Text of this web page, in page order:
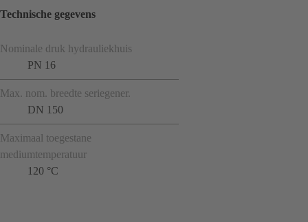
Technische gegevens
Nominale druk hydrauliekhuis
PN 16
Max. nom. breedte seriegener.
DN 150
Maximaal toegestane
mediumtemperatuur
120 °C